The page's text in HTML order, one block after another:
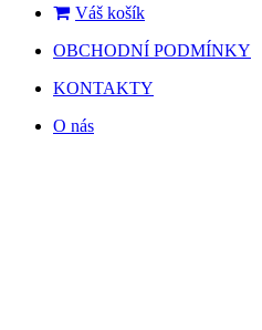
Váš košík
OBCHODNÍ PODMÍNKY
KONTAKTY
O nás